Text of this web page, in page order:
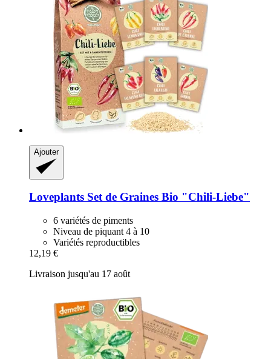
Ajouter
Loveplants Set de Graines Bio "Chili-​Liebe"
6 variétés de piments
Niveau de piquant 4 à 10
Variétés reproductibles
12,19 €
Livraison jusqu'au 17 août